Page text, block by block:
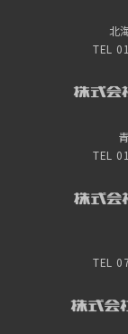
北
TEL
TEL
TEL